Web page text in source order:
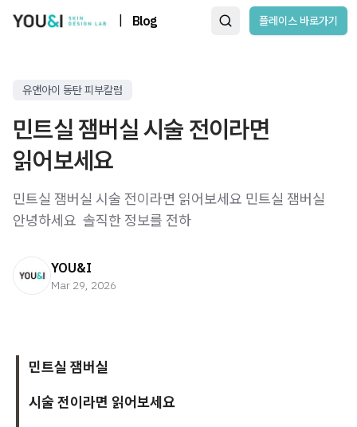
Blog 플레이스 바로가기
유앤아이 동탄 피부칼럼
민트실 잼버실 시술 전이라면
읽어보세요
민트실 잼버실 시술 전이라면 읽어보세요 민트실 잼버실 ​
안녕하세요 ​ 솔직한 정보를 전하
YOU&I
Mar 29, 2026
민트실 잼버실
시술 전이라면 읽어보세요